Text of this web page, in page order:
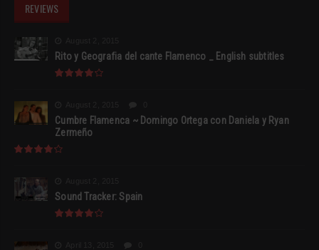
REVIEWS
Rito y Geografia del cante Flamenco _ English subtitles
Cumbre Flamenca ~ Domingo Ortega con Daniela y Ryan
Zermeño
Sound Tracker: Spain